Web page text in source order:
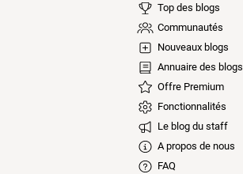
Top des blogs
Communautés
Nouveaux blogs
Annuaire des blogs
Offre Premium
Fonctionnalités
Le blog du staff
A propos de nous
FAQ